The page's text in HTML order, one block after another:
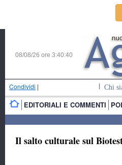
08/08/26 ore 3:40:41
Condividi | Chi
EDITORIALI E COMMENTI
Il salto culturale sul